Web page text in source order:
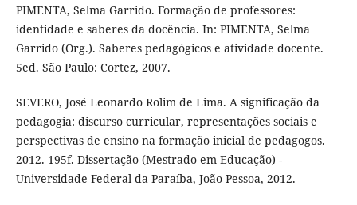
PIMENTA, Selma Garrido. Formação de professores:
identidade e saberes da docência. In: PIMENTA, Selma
Garrido (Org.). Saberes pedagógicos e atividade docente.
5ed. São Paulo: Cortez, 2007.
SEVERO, José Leonardo Rolim de Lima. A significação da
pedagogia: discurso curricular, representações sociais e
perspectivas de ensino na formação inicial de pedagogos.
2012. 195f. Dissertação (Mestrado em Educação) -
Universidade Federal da Paraíba, João Pessoa, 2012.